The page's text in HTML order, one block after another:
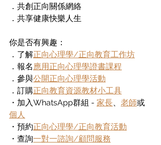
．共創正向關係網絡
．共享健康快樂人生
你是否有興趣：
．了解正向心理學/正向教育工作坊
．報名 應用正向心理學證書課程
．參與公開正向心理學活動
．訂購正向教育資源教材小工具
・加入WhatsApp群組 - 家長 老師或
個人
・預約正向心理學/正向教育活動
・查詢一對一諮詢/顧問服務